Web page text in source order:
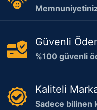
Güvenli
%100 güvenli
Kaliteli
Sadece bilinen